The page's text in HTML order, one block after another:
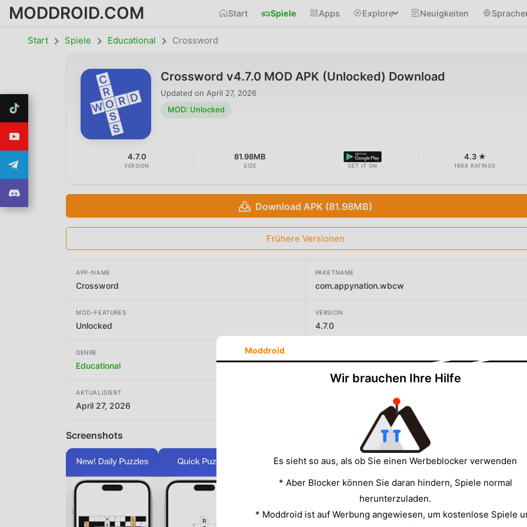
MODDROID.COM Start Spiele Apps Explore Neuigkeiten
Start Spiele Educational Crossword
Crossword v4.7.0 MOD APK (Unlocked) Download
Updated on April 27, 2026
MOD: Unlocked
4.7.0
VERSION
81.98MB
SIZE GET IT ON
4.3 ★
1698 RATINGS
Download APK (81.98MB)
Frühere Versionen
APP-NAME
Crossword
PAKETNAME
com.appynation.wbcw
MOD-FEATURES
Unlocked
VERSION
4.7.0
GENRE
Educational puzzling.com
AKTUALISIERT
April 27, 2026
Screenshots
Moddroid
Wir brauchen Ihre Hilfe
Es sieht so aus, als ob Sie einen Werbeblocker verwenden
* Aber Blocker können Sie daran hindern, Spiele normal
herunterzuladen.
* Moddroid ist auf Werbung angewiesen, um kostenlose Spiele